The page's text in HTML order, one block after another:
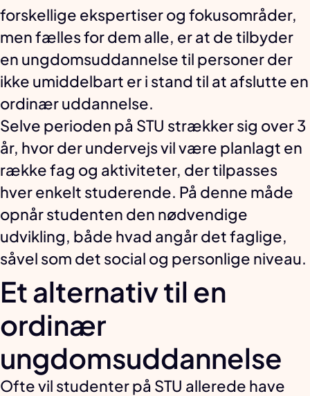
forskellige ekspertiser og fokusområder,
men fælles for dem alle, er at de tilbyder
en ungdomsuddannelse til personer der
ikke umiddelbart er i stand til at afslutte en
ordinær uddannelse.
Selve perioden på STU strækker sig over 3
år, hvor der undervejs vil være planlagt en
række fag og aktiviteter, der tilpasses
hver enkelt studerende. På denne måde
opnår studenten den nødvendige
udvikling, både hvad angår det faglige,
såvel som det social og personlige niveau.
Et alternativ til en
ordinær
ungdomsuddannelse
Ofte vil studenter på STU allerede have